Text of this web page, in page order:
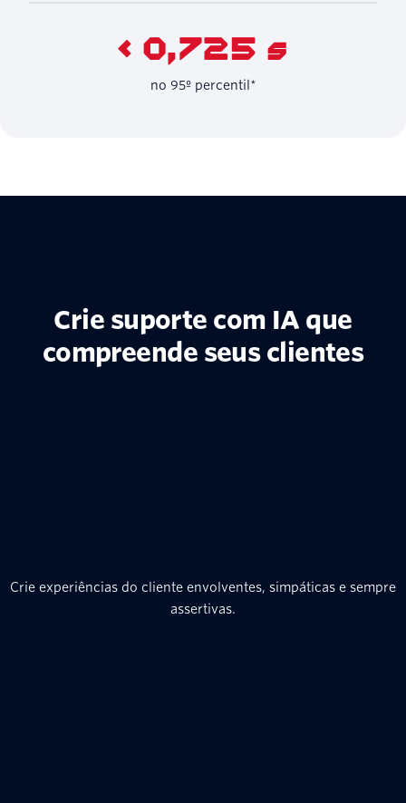
< 0,725 s
no 95º percentil*
Crie suporte com IA que
compreende seus clientes
Crie experiências do cliente envolventes, simpáticas e sempre
assertivas.